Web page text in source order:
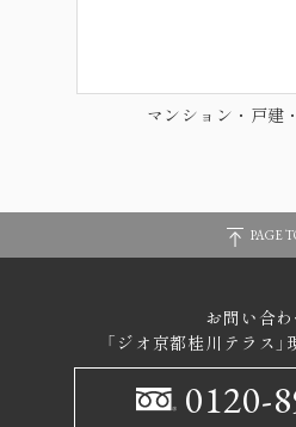
マンション・戸建
PAGE
お問い合
「ジオ京都桂川テラス」
0120-